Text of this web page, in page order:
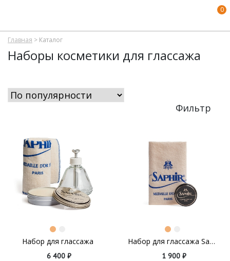
0
Главная > Каталог
Наборы косметики для глассажа
Фильтр
Набор для глассажа
6 400 ₽
Набор для глассажа Saphir Medaille D'or
1 900 ₽